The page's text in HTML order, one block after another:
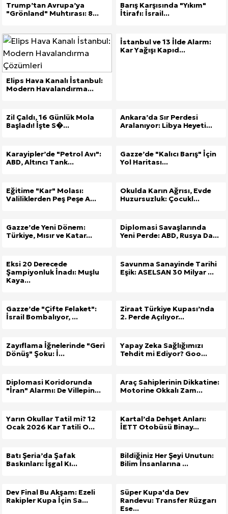
Trump’tan Avrupa’ya
"Grönland" Muhtırası: 8...
Barış Karşısında "Yıkım"
İtirafı: İsrail...
Elips Hava Kanalı İstanbul:
Modern Havalandırma...
İstanbul ve 13 İlde Alarm:
Kar Yağışı Kapıd...
Zil Çaldı, 16 Günlük Mola
Başladı! İşte S�...
Ankara’da Sır Perdesi
Aralanıyor: Libya Heyeti...
Karayipler’de "Petrol Avı":
ABD, Altıncı Tank...
Gazze’de "Kalıcı Barış" İçin
Yol Haritası...
Eğitime "Kar" Molası:
Valiliklerden Peş Peşe A...
Okulda Karın Ağrısı, Evde
Huzursuzluk: Çocukl...
Gazze’de Yeni Dönem:
Türkiye, Mısır ve Katar...
Diplomasi Savaşlarında
Yeni Perde: ABD, Rusya Da...
Eksi 20 Derecede
Şampiyonluk İnadı: Muşlu
Kaya...
Savunma Sanayinde Tarihi
Eşik: ASELSAN 30 Milyar ...
Gazze’de "Çifte Felaket":
İsrail Bombalıyor, ...
Ziraat Türkiye Kupası’nda
2. Perde Açılıyor...
Zayıflama İğnelerinde "Geri
Dönüş" Şoku: İ...
Yapay Zeka Sağlığımızı
Tehdit mi Ediyor? Goo...
Diplomasi Koridorunda
"İran" Alarmı: De Villepin...
Araç Sahiplerinin Dikkatine:
Motorine Okkalı Zam...
Yarın Okullar Tatil mi? 12
Ocak 2026 Kar Tatili O...
Kartal’da Dehşet Anları:
İETT Otobüsü Binay...
Batı Şeria’da Şafak
Baskınları: İşgal Kı...
Bildiğiniz Her Şeyi Unutun:
Bilim İnsanlarına ...
Dev Final Bu Akşam: Ezeli
Rakipler Kupa İçin Sa...
Süper Kupa'da Dev
Randevu: Transfer Rüzgarı
Ese...